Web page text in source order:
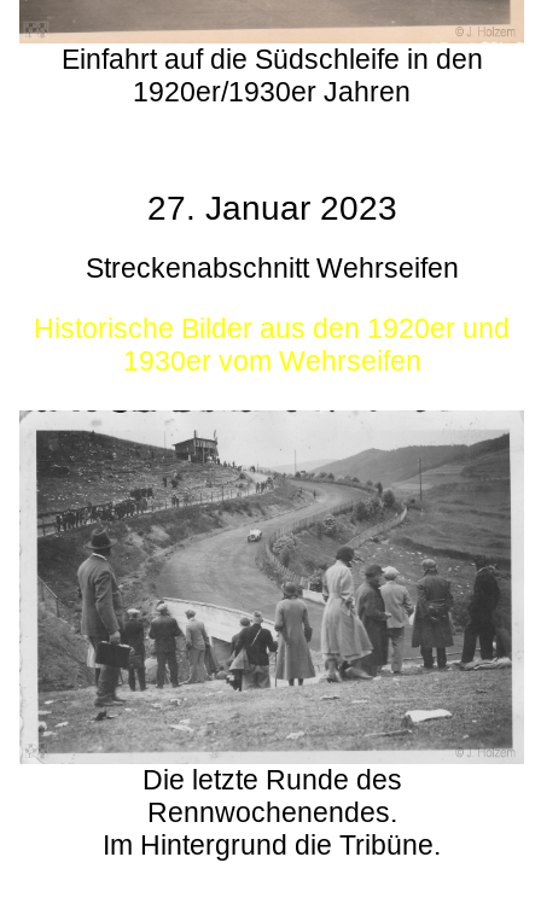
Einfahrt auf die Südschleife in den
1920er/1930er Jahren
27. Januar 2023
Streckenabschnitt Wehrseifen
Historische Bilder aus den 1920er und
1930er vom Wehrseifen
Die letzte Runde des
Rennwochenendes.
Im Hintergrund die Tribüne.